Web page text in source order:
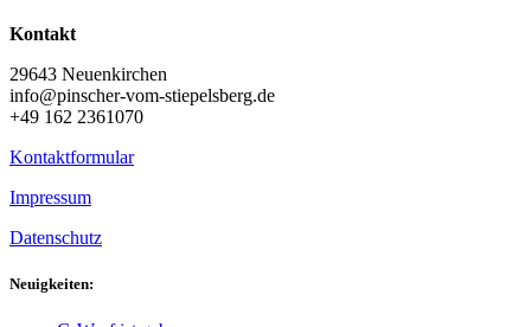
Kontakt
29643 Neuenkirchen
info@pinscher-vom-stiepelsberg.de
+49 162 2361070
Kontaktformular
Impressum
Datenschutz
Neuigkeiten: